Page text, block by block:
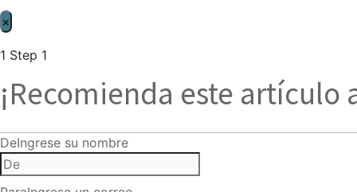
×
1 Step 1
¡Recomienda este artículo
DeIngrese su nombre